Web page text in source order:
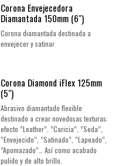
Corona Envejecedora
Diamantada 150mm (6")
Corona diamantada destinada a
envejecer y satinar
Corona Diamond iFlex 125mm
(5")
Abrasivo diamantado flexible
destinado a crear novedosas texturas:
efecto ”Leather”, ”Caricia”, ”Seda”,
”Envejecido”, ”Satinado”, ”Lapeado”,
”Apomazado”… Así como acabado
pulido y de alto brillo.